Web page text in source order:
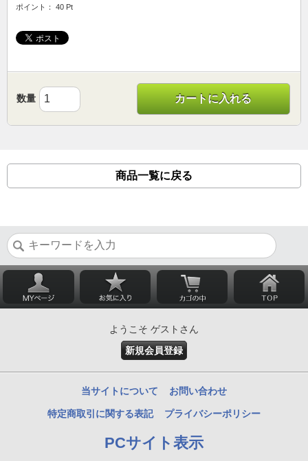
ポイント： 40 Pt
数量 カートに入れる
商品一覧に戻る
ようこそ ゲストさん
新規会員登録
当サイトについて お問い合わせ
特定商取引に関する表記 プライバシーポリシー
PCサイト表示